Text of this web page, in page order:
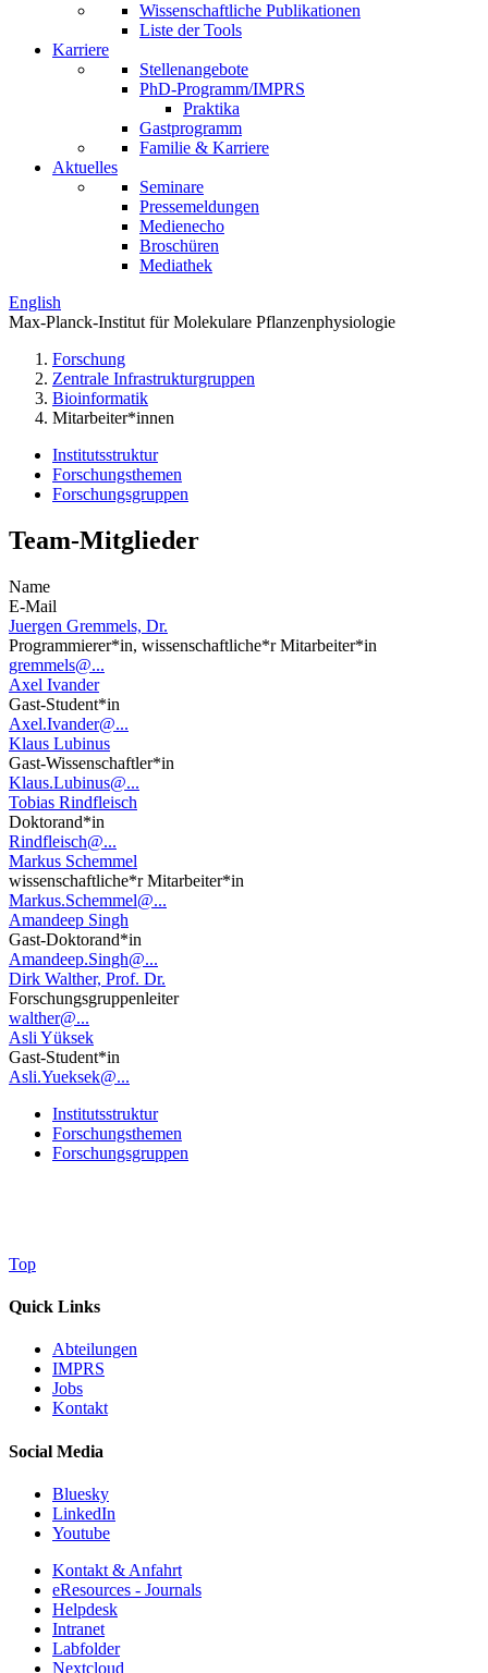
Wissenschaftliche Publikationen
Liste der Tools
Karriere
Stellenangebote
PhD-Programm/IMPRS
Praktika
Gastprogramm
Familie & Karriere
Aktuelles
Seminare
Pressemeldungen
Medienecho
Broschüren
Mediathek
English
Max-Planck-Institut für Molekulare Pflanzenphysiologie
Forschung
Zentrale Infrastrukturgruppen
Bioinformatik
Mitarbeiter*innen
Institutsstruktur
Forschungsthemen
Forschungsgruppen
Team-Mitglieder
Name
E-Mail
Juergen Gremmels, Dr.
Programmierer*in, wissenschaftliche*r Mitarbeiter*in
gremmels@...
Axel Ivander
Gast-Student*in
Axel.Ivander@...
Klaus Lubinus
Gast-Wissenschaftler*in
Klaus.Lubinus@...
Tobias Rindfleisch
Doktorand*in
Rindfleisch@...
Markus Schemmel
wissenschaftliche*r Mitarbeiter*in
Markus.Schemmel@...
Amandeep Singh
Gast-Doktorand*in
Amandeep.Singh@...
Dirk Walther, Prof. Dr.
Forschungsgruppenleiter
walther@...
Asli Yüksek
Gast-Student*in
Asli.Yueksek@...
Institutsstruktur
Forschungsthemen
Forschungsgruppen
Top
Quick Links
Abteilungen
IMPRS
Jobs
Kontakt
Social Media
Bluesky
LinkedIn
Youtube
Kontakt & Anfahrt
eResources - Journals
Helpdesk
Intranet
Labfolder
Nextcloud